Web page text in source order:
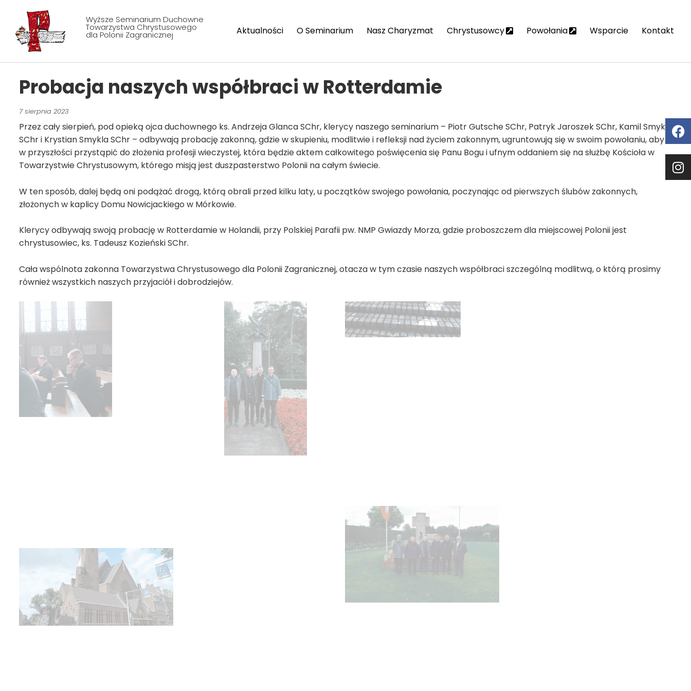
Wyższe Seminarium Duchowne
Towarzystwa Chrystusowego
dla Polonii Zagranicznej Aktualności O Seminarium Nasz Charyzmat Chrystusowcy Powołania Wsparcie Kontakt
Probacja naszych współbraci w Rotterdamie
7 sierpnia 2023
Przez cały sierpień, pod opieką ojca duchownego ks. Andrzeja Glanca SChr, klerycy naszego seminarium – Piotr Gutsche SChr, Patryk Jaroszek SChr, Kamil Smyk
SChr i Krystian Smykla SChr – odbywają probację zakonną, gdzie w skupieniu, modlitwie i refleksji nad życiem zakonnym, ugruntowują się w swoim powołaniu, aby
w przyszłości przystąpić do złożenia profesji wieczystej, która będzie aktem całkowitego poświęcenia się Panu Bogu i ufnym oddaniem się na służbę Kościoła w
Towarzystwie Chrystusowym, którego misją jest duszpasterstwo Polonii na całym świecie.
W ten sposób, dalej będą oni podążać drogą, którą obrali przed kilku laty, u początków swojego powołania, poczynając od pierwszych ślubów zakonnych,
złożonych w kaplicy Domu Nowicjackiego w Mórkowie.
Klerycy odbywają swoją probację w Rotterdamie w Holandii, przy Polskiej Parafii pw. NMP Gwiazdy Morza, gdzie proboszczem dla miejscowej Polonii jest
chrystusowiec, ks. Tadeusz Kozieński SChr.
Cała wspólnota zakonna Towarzystwa Chrystusowego dla Polonii Zagranicznej, otacza w tym czasie naszych współbraci szczególną modlitwą, o którą prosimy
również wszystkich naszych przyjaciół i dobrodziejów.